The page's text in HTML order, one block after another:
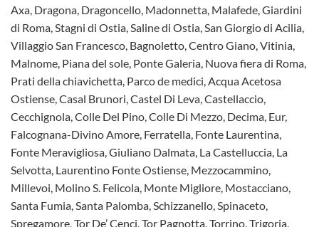
Axa, Dragona, Dragoncello, Madonnetta, Malafede, Giardini
di Roma, Stagni di Ostia, Saline di Ostia, San Giorgio di Acilia,
Villaggio San Francesco, Bagnoletto, Centro Giano, Vitinia,
Malnome, Piana del sole, Ponte Galeria, Nuova fiera di Roma,
Prati della chiavichetta, Parco de medici, Acqua Acetosa
Ostiense, Casal Brunori, Castel Di Leva, Castellaccio,
Cecchignola, Colle Del Pino, Colle Di Mezzo, Decima, Eur,
Falcognana-Divino Amore, Ferratella, Fonte Laurentina,
Fonte Meravigliosa, Giuliano Dalmata, La Castelluccia, La
Selvotta, Laurentino Fonte Ostiense, Mezzocammino,
Millevoi, Molino S. Felicola, Monte Migliore, Mostacciano,
Santa Fumia, Santa Palomba, Schizzanello, Spinaceto,
Spregamore, Tor De’ Cenci, Tor Pagnotta, Torrino, Trigoria,